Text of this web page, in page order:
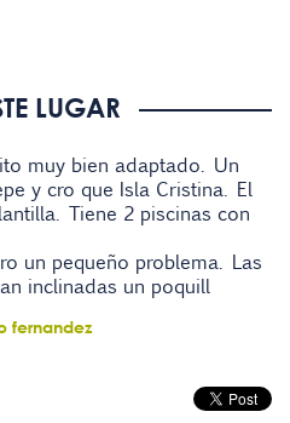
LUGAR
muy bien adaptado. Un
y cro que Isla Cristina. El
Tiene 2 piscinas con
un pequeño problema. Las
inclinadas un poquill
fernandez